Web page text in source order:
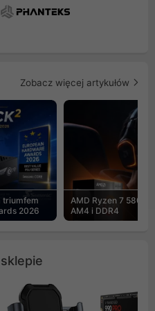
Zobacz więcej artykułów
triumfem
2026
AMD Ryzen 7
AM4 i DDR4